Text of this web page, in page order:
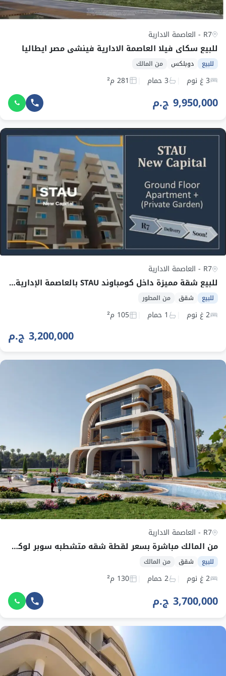
R7 - العاصمة الادارية
للبيع سكاي فيلا العاصمة الادارية فينشي مصر ايطاليا
للبيع دوبلكس من المالك
3 غ نوم 3 حمام 281 م²
9,950,000 ج.م
R7 - العاصمة الادارية
للبيع شقة مميزة داخل كومباوند STAU بالعاصمة الإدارية الجديدة R7.
للبيع شقق من المطور
2 غ نوم 1 حمام 105 م²
3,200,000 ج.م
R7 - العاصمة الادارية
من المالك مباشرة بسعر لقطة شقه متشطبه سوبر لوكس بالمطبخ لامبورجيني بالعاصمه R7 تكملة أقساط
للبيع شقق من المالك
2 غ نوم 2 حمام 130 م²
3,700,000 ج.م